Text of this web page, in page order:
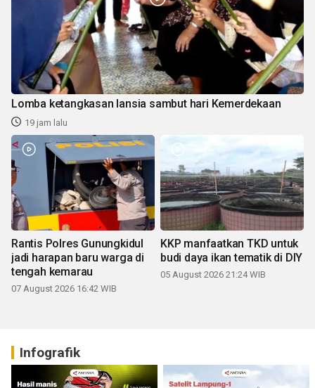
Lomba ketangkasan lansia sambut hari Kemerdekaan
19 jam lalu
Rantis Polres Gunungkidul
jadi harapan baru warga di
tengah kemarau
07 August 2026 16:42 WIB
KKP manfaatkan TKD untuk
budi daya ikan tematik di DIY
05 August 2026 21:24 WIB
Infografik